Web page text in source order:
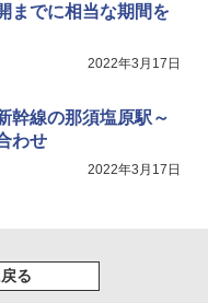
までに相当な期間を
2022年3月17日
幹線の那須塩原駅～
わせ
2022年3月17日
る